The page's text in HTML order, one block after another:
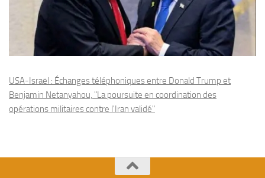
USA-Israël : Échanges téléphoniques entre Donald Trump et
Benjamin Netanyahou, "La poursuite en coordination des
opérations militaires contre l'Iran validé"